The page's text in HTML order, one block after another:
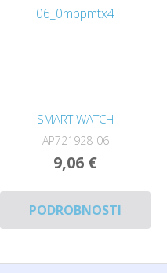
SMART WATCH
AP721928-06
9,06 €
PODROBNOSTI